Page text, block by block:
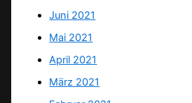
Juni 2021
Mai 2021
April 2021
März 2021